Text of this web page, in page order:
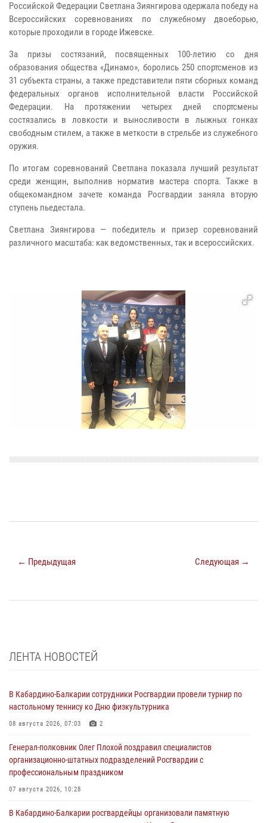
Российской Федерации Светлана Зиянгирова одержала победу на
Всероссийских соревнованиях по служебному двоеборью,
которые проходили в городе Ижевске.
За призы состязаний, посвященных 100-летию со дня
образования общества «Динамо», боролись 250 спортсменов из
31 субъекта страны, а также представители пяти сборных команд
федеральных органов исполнительной власти Российской
Федерации. На протяжении четырех дней спортсмены
состязались в ловкости и выносливости в лыжных гонках
свободным стилем, а также в меткости в стрельбе из служебного
оружия.
По итогам соревнований Светлана показала лучший результат
среди женщин, выполнив норматив мастера спорта. Также в
общекомандном зачете команда Росгвардии заняла вторую
ступень пьедестала.
Светлана Зиянгирова — победитель и призер соревнований
различного масштаба: как ведомственных, так и всероссийских.
← Предыдущая Следующая →
ЛЕНТА НОВОСТЕЙ
В Кабардино-Балкарии сотрудники Росгвардии провели турнир по
настольному теннису ко Дню физкультурника
08 августа 2026, 07:03 2
Генерал-полковник Олег Плохой поздравил специалистов
организационно-штатных подразделений Росгвардии с
профессиональным праздником
07 августа 2026, 10:28
В Кабардино-Балкарии росгвардейцы организовали памятную